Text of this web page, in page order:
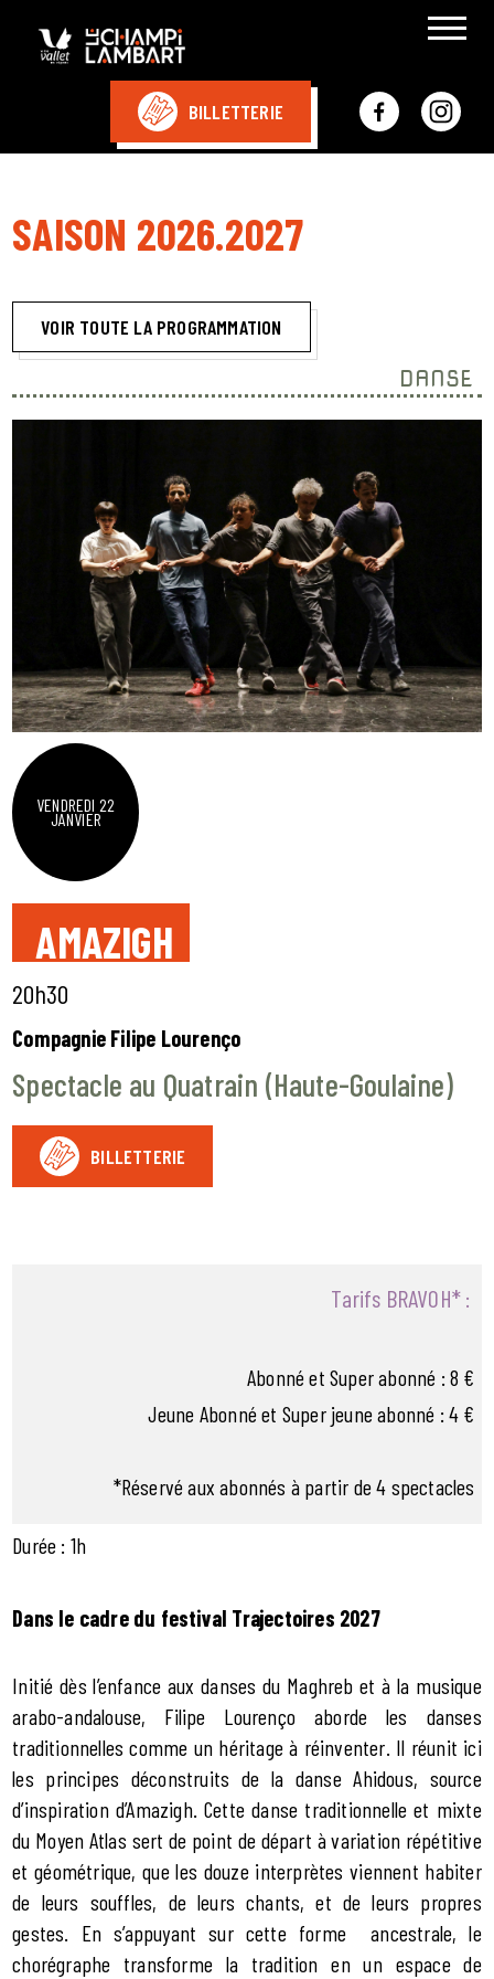
BILLETTERIE
SAISON 2026.2027
VOIR TOUTE LA PROGRAMMATION
DANSE
VENDREDI 22
JANVIER
AMAZIGH
20h30
Compagnie Filipe Lourenço
Spectacle au Quatrain (Haute-Goulaine)
BILLETTERIE
Tarifs BRAVOH* :
Abonné et Super abonné : 8 €
Jeune Abonné et Super jeune abonné : 4 €
*Réservé aux abonnés à partir de 4 spectacles
Durée : 1h
Dans le cadre du festival Trajectoires 2027
Initié dès l’enfance aux danses du Maghreb et à la musique
arabo-andalouse, Filipe Lourenço aborde les danses
traditionnelles comme un héritage à réinventer. Il réunit ici
les principes déconstruits de la danse Ahidous, source
d’inspiration d’Amazigh. Cette danse traditionnelle et mixte
du Moyen Atlas sert de point de départ à variation répétitive
et géométrique, que les douze interprètes viennent habiter
de leurs souffles, de leurs chants, et de leurs propres
gestes. En s’appuyant sur cette forme ancestrale, le
chorégraphe transforme la tradition en un espace de